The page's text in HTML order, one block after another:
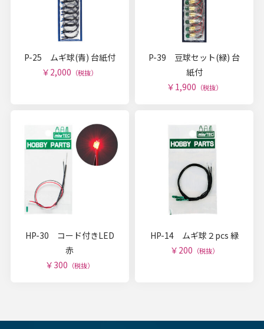
P-25 ムギ球(青) 台紙付
￥2,000 （税抜）
P-39 豆球セット(緑) 台
紙付
￥1,900 （税抜）
HP-30 コード付きLED
赤
￥300 （税抜）
HP-14 ムギ球２pcs 緑
￥200 （税抜）